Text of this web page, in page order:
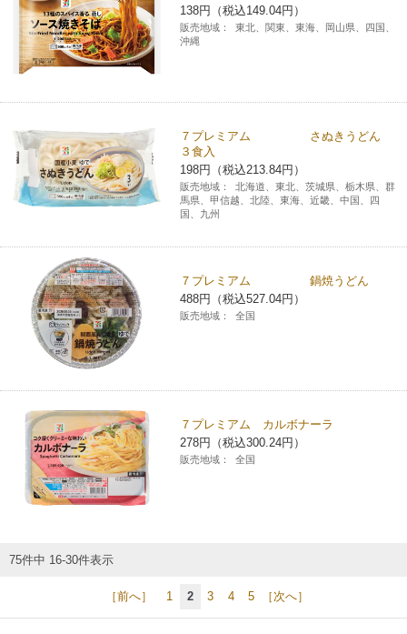
138円（税込149.04円）
販売地域：
東北、関東、東海、岡山県、四国、
沖縄
７プレミアム さぬきうどん
３食入
198円（税込213.84円）
販売地域：
北海道、東北、茨城県、栃木県、群
馬県、甲信越、北陸、東海、近畿、中国、四
国、九州
７プレミアム 鍋焼うどん
488円（税込527.04円）
販売地域： 全国
７プレミアム カルボナーラ
278円（税込300.24円）
販売地域： 全国
75件中 16-30件表示
［前へ］ 1 2 3 4 5 ［次へ］